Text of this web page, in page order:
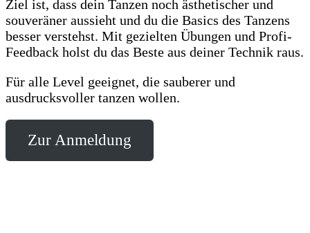
Ziel ist, dass dein Tanzen noch ästhetischer und
souveräner aussieht und du die Basics des Tanzens
besser verstehst. Mit gezielten Übungen und Profi-
Feedback holst du das Beste aus deiner Technik raus.
Für alle Level geeignet, die sauberer und
ausdrucksvoller tanzen wollen.
Zur Anmeldung